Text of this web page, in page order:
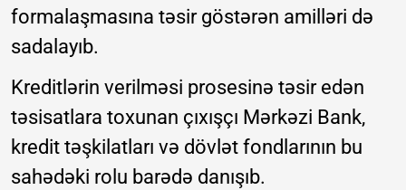
formalaşmasına təsir göstərən amilləri də
sadalayıb.
Kreditlərin verilməsi prosesinə təsir edən
təsisatlara toxunan çıxışçı Mərkəzi Bank,
kredit təşkilatları və dövlət fondlarının bu
sahədəki rolu barədə danışıb.